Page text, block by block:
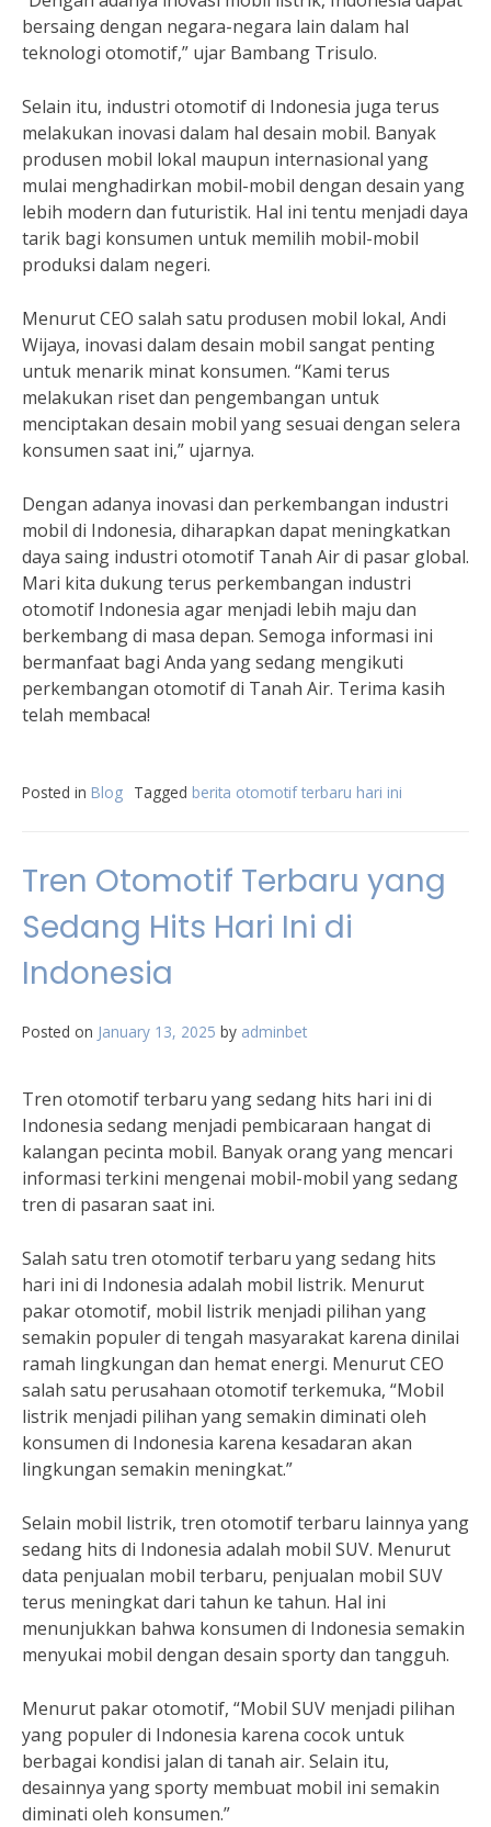
bersaing dengan negara-negara lain dalam hal
teknologi otomotif,” ujar Bambang Trisulo.
Selain itu, industri otomotif di Indonesia juga terus
melakukan inovasi dalam hal desain mobil. Banyak
produsen mobil lokal maupun internasional yang
mulai menghadirkan mobil-mobil dengan desain yang
lebih modern dan futuristik. Hal ini tentu menjadi daya
tarik bagi konsumen untuk memilih mobil-mobil
produksi dalam negeri.
Menurut CEO salah satu produsen mobil lokal, Andi
Wijaya, inovasi dalam desain mobil sangat penting
untuk menarik minat konsumen. “Kami terus
melakukan riset dan pengembangan untuk
menciptakan desain mobil yang sesuai dengan selera
konsumen saat ini,” ujarnya.
Dengan adanya inovasi dan perkembangan industri
mobil di Indonesia, diharapkan dapat meningkatkan
daya saing industri otomotif Tanah Air di pasar global.
Mari kita dukung terus perkembangan industri
otomotif Indonesia agar menjadi lebih maju dan
berkembang di masa depan. Semoga informasi ini
bermanfaat bagi Anda yang sedang mengikuti
perkembangan otomotif di Tanah Air. Terima kasih
telah membaca!
Posted in Blog Tagged berita otomotif terbaru hari ini
Tren Otomotif Terbaru yang
Sedang Hits Hari Ini di
Indonesia
Posted on January 13, 2025 by adminbet
Tren otomotif terbaru yang sedang hits hari ini di
Indonesia sedang menjadi pembicaraan hangat di
kalangan pecinta mobil. Banyak orang yang mencari
informasi terkini mengenai mobil-mobil yang sedang
tren di pasaran saat ini.
Salah satu tren otomotif terbaru yang sedang hits
hari ini di Indonesia adalah mobil listrik. Menurut
pakar otomotif, mobil listrik menjadi pilihan yang
semakin populer di tengah masyarakat karena dinilai
ramah lingkungan dan hemat energi. Menurut CEO
salah satu perusahaan otomotif terkemuka, “Mobil
listrik menjadi pilihan yang semakin diminati oleh
konsumen di Indonesia karena kesadaran akan
lingkungan semakin meningkat.”
Selain mobil listrik, tren otomotif terbaru lainnya yang
sedang hits di Indonesia adalah mobil SUV. Menurut
data penjualan mobil terbaru, penjualan mobil SUV
terus meningkat dari tahun ke tahun. Hal ini
menunjukkan bahwa konsumen di Indonesia semakin
menyukai mobil dengan desain sporty dan tangguh.
Menurut pakar otomotif, “Mobil SUV menjadi pilihan
yang populer di Indonesia karena cocok untuk
berbagai kondisi jalan di tanah air. Selain itu,
desainnya yang sporty membuat mobil ini semakin
diminati oleh konsumen.”